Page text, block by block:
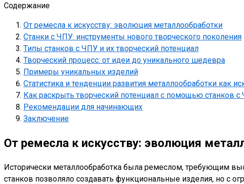
Содержание
От ремесла к искусству: эволюция металлообработки
Станки с ЧПУ: инструменты нового творческого поколения
Типы станков с ЧПУ и их творческий потенциал
Творческий процесс: от идеи до уникального шедевра
Примеры уникальных изделий
Статистика и тенденции развития металлообработки как
Как раскрыть творческий потенциал с помощью станков
Рекомендации для начинающих
Заключение
От ремесла к искусству: эволюция
Исторически металлообработка была ремеслом, требующим
станков позволяло создавать функциональные изделия, но с